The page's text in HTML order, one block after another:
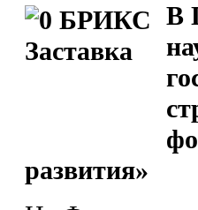
В
развития»